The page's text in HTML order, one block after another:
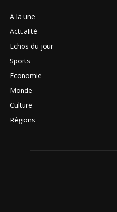
A la une
Actualité
Echos du jour
Sports
Economie
Monde
Culture
Régions